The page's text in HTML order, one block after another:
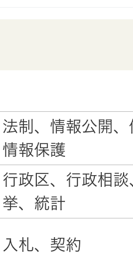
法制、情報公開、
情報保護
行政区、行政相談
挙、統計
入札、契約